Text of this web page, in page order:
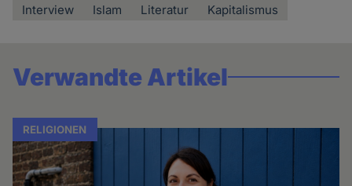
Interview Islam Literatur Kapitalismus
Verwandte Artikel
RELIGIONEN